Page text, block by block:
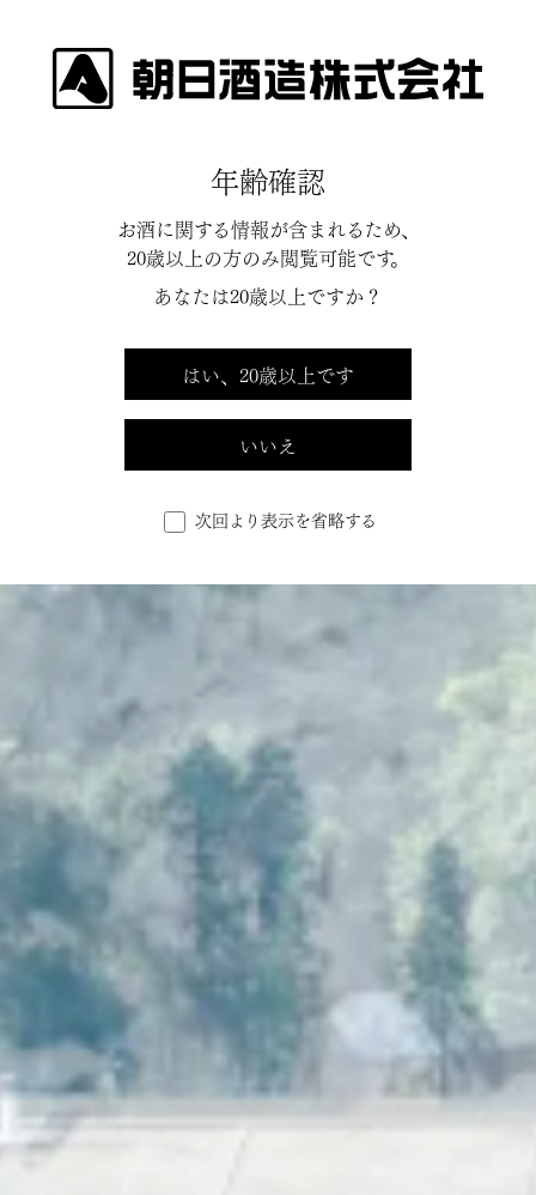
年齢確認
お酒に関する情報が含まれるため、
20歳以上の方のみ閲覧可能です。
あなたは20歳以上ですか？
はい、20歳以上です
いいえ
次回より表示を省略する